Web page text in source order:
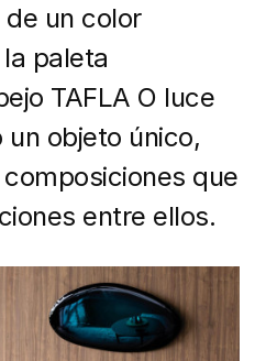
un color
paleta
TAFLA O luce
objeto único,
que
entre ellos.